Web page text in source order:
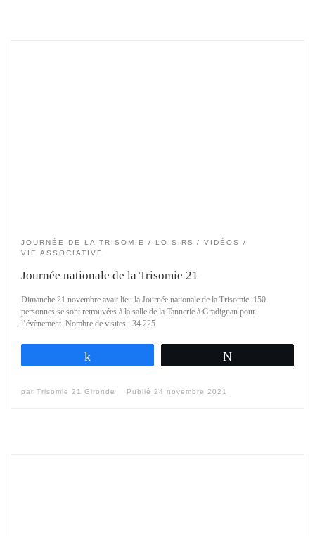
JOURNÉE DE LA TRISOMIE LOISIRS
VIDÉOS
VIE ASSOCIATIVE
Journée nationale de la Trisomie 21
Dimanche 21 novembre avait lieu la Journée nationale de la Trisomie. 150
personnes se sont retrouvées à la salle de la Tannerie à Gradignan pour
l’évènement. Nombre de visites : 34 225
par Trisomie 21 Gironde Publié 24 novembre 2021